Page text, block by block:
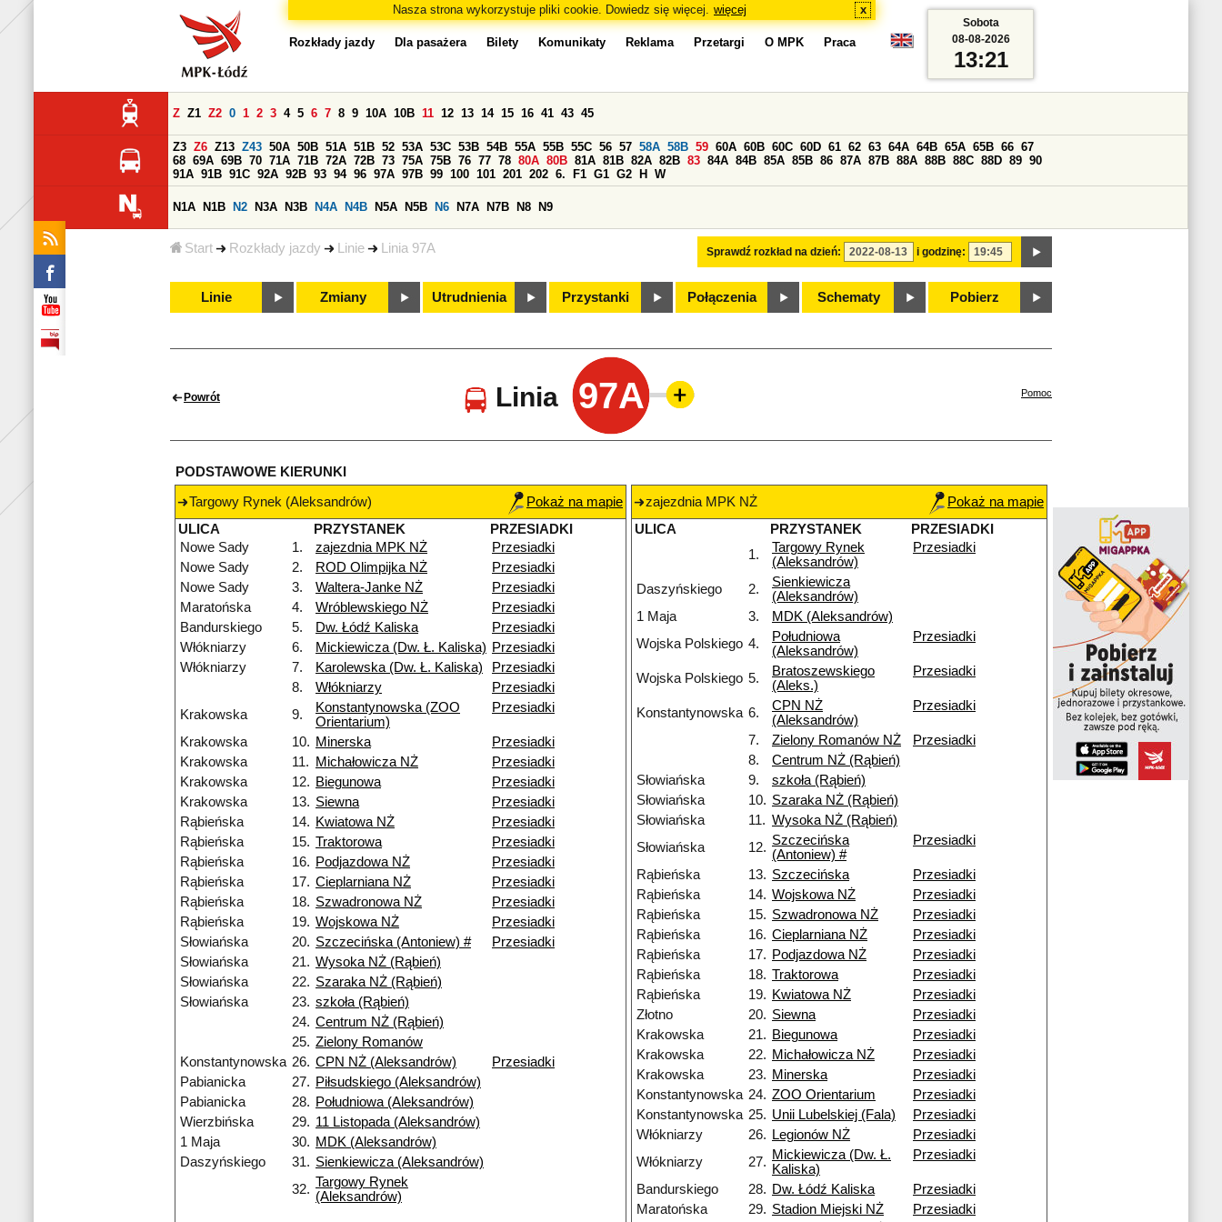
Nasza strona wykorzystuje pliki cookie. Dowiedz się więcej. więcej x
Start Rozkłady jazdy Linie Linia 97A
Rozkłady jazdy Dla pasażera Bilety Komunikaty Reklama Przetargi O MPK Praca
Sprawdź rozkład na dzień: i godzinę:
Z Z1 Z2 0 1 2 3 4 5 6 7 8 9 10A 10B 11 12 13 14 15 16 41 43 45
Z3 Z6 Z13 Z43 50A 50B 51A 51B 52 53A 53C 53B 54B 55A 55B 55C 56 57 58A 58B 59 60A 60B 60C 60D 61 62 63 64A 64B 65A 65B 66 67
68 69A 69B 70 71A 71B 72A 72B 73 75A 75B 76 77 78 80A 80B 81A 81B 82A 82B 83 84A 84B 85A 85B 86 87A 87B 88A 88B 88C 88D 89 90
91A 91B 91C 92A 92B 93 94 96 97A 97B 99 100 101 201 202 6. F1 G1 G2 H W
N1A N1B N2 N3A N3B N4A N4B N5A N5B N6 N7A N7B N8 N9
Linie Zmiany Utrudnienia Przystanki Połączenia Schematy Pobierz
Sobota
08-08-2026
13:21
Powrót Linia 97A Pomoc
PODSTAWOWE KIERUNKI
Targowy Rynek (Aleksandrów)
Pokaż na mapie
ULICA
PRZYSTANEK
PRZESIADKI
Nowe Sady
1. zajezdnia MPK NŻ
Przesiadki
Nowe Sady
2. ROD Olimpijka NŻ
Przesiadki
Nowe Sady
3. Waltera-Janke NŻ
Przesiadki
Maratońska
4. Wróblewskiego NŻ
Przesiadki
Bandurskiego
5. Dw. Łódź Kaliska
Przesiadki
Włókniarzy
6. Mickiewicza (Dw. Ł. Kaliska) Przesiadki
Włókniarzy
7. Karolewska (Dw. Ł. Kaliska)
Przesiadki
8.
Włókniarzy
Przesiadki
Krakowska
9.
Konstantynowska (ZOO
Orientarium)
Przesiadki
Krakowska 10. Minerska
Przesiadki
Krakowska
11. Michałowicza NŻ
Przesiadki
Krakowska
12. Biegunowa
Przesiadki
Krakowska
13. Siewna
Przesiadki
Rąbieńska
14. Kwiatowa NŻ
Przesiadki
Rąbieńska
15. Traktorowa
Przesiadki
Rąbieńska
16. Podjazdowa NŻ
Przesiadki
Rąbieńska
17. Cieplarniana NŻ
Przesiadki
Rąbieńska
18. Szwadronowa NŻ
Przesiadki
Rąbieńska
19. Wojskowa NŻ
Przesiadki
Słowiańska
20. Szczecińska (Antoniew) #
Przesiadki
Słowiańska
21. Wysoka NŻ (Rąbień)
Słowiańska
22. Szaraka NŻ (Rąbień)
Słowiańska
23. szkoła (Rąbień)
24. Centrum NŻ (Rąbień)
25. Zielony Romanów
Konstantynowska 26. CPN NŻ (Aleksandrów)
Przesiadki
Pabianicka
27. Piłsudskiego (Aleksandrów)
Pabianicka
28. Południowa (Aleksandrów)
Wierzbińska
29. 11 Listopada (Aleksandrów)
1 Maja
30. MDK (Aleksandrów)
Daszyńskiego
31. Sienkiewicza (Aleksandrów)
32. Targowy Rynek
(Aleksandrów)
zajezdnia MPK NŻ
Pokaż na mapie
ULICA
PRZYSTANEK
PRZESIADKI
1.
Targowy Rynek
(Aleksandrów)
Przesiadki
Daszyńskiego 2.
Sienkiewicza
(Aleksandrów)
1 Maja
3.
MDK (Aleksandrów)
Wojska Polskiego 4.
Południowa
(Aleksandrów)
Przesiadki
Wojska Polskiego 5.
Bratoszewskiego
(Aleks.)
Przesiadki
Konstantynowska 6.
CPN NŻ
(Aleksandrów)
Przesiadki
7. Zielony Romanów NŻ
Przesiadki
8.
Centrum NŻ (Rąbień)
Słowiańska
9.
szkoła (Rąbień)
Słowiańska
10. Szaraka NŻ (Rąbień)
Słowiańska
11. Wysoka NŻ (Rąbień)
Słowiańska
12. Szczecińska
(Antoniew) #
Przesiadki
Rąbieńska 13. Szczecińska
Przesiadki
Rąbieńska
14. Wojskowa NŻ
Przesiadki
Rąbieńska
15. Szwadronowa NŻ
Przesiadki
Rąbieńska
16. Cieplarniana NŻ
Przesiadki
Rąbieńska
17. Podjazdowa NŻ
Przesiadki
Rąbieńska
18. Traktorowa
Przesiadki
Rąbieńska
19. Kwiatowa NŻ
Przesiadki
Złotno
20. Siewna
Przesiadki
Krakowska
21. Biegunowa
Przesiadki
Krakowska
22. Michałowicza NŻ
Przesiadki
Krakowska
23. Minerska
Przesiadki
Konstantynowska 24. ZOO Orientarium
Przesiadki
Konstantynowska 25. Unii Lubelskiej (Fala)
Przesiadki
Włókniarzy
26. Legionów NŻ
Przesiadki
Włókniarzy
27. Mickiewicza (Dw. Ł.
Kaliska)
Przesiadki
Bandurskiego 28. Dw. Łódź Kaliska
Przesiadki
Maratońska
29. Stadion Miejski NŻ Przesiadki